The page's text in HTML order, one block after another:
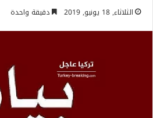
الثلاثاء, 18 يونيو, 2019 دقيقة واحدة